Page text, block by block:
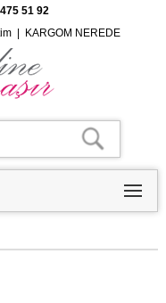
51 92
| KARGOM NEREDE